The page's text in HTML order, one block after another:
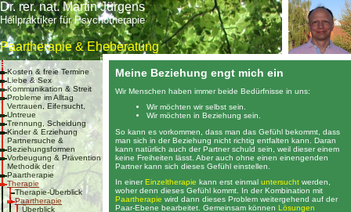
Dr. rer. nat. Martin Jürgens
Heilpraktiker für Psychotherapie
Paartherapie & Eheberatung
Kosten & freie Termine
Liebe & Sex
Kommunikation & Streit
Probleme im Alltag
Vertrauen, Eifersucht,
Untreue
Trennung, Scheidung
Kinder & Erziehung
Partnersuche &
Beziehungsformen
Vorbeugung & Prävention
Methodik der
Paartherapie
Therapie
Therapie-Überblick
Paartherapie
Überblick
Meine Beziehung engt mich ein
Wir Menschen haben immer beide Bedürfnisse in uns:
Wir möchten wir selbst sein.
Wir möchten in Beziehung sein.
So kann es vorkommen, dass man das Gefühl bekommt, dass
man sich in der Beziehung nicht richtig entfalten kann. Daran
kann natürlich auch der Partner schuld sein, weil dieser einem
keine Freiheiten lässt. Aber auch ohne einen einengenden
Partner kann sich dieses Gefühl einstellen.
In einer Einzeltherapie kann erst einmal untersucht werden,
woher denn dieses Gefühl kommt. In der Kombination mit
Paartherapie wird dann dieses Problem weitergehend auf der
Paar-Ebene bearbeitet. Gemeinsam können Lösungen